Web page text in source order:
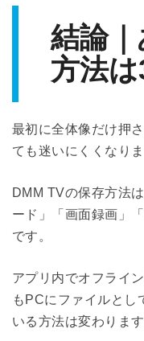
結論
方法
最初に全体像だけ押
ても迷いにくくなりま
DMM TVの保存方法
ード」「画面録画」
です。
アプリ内でオフライ
もPCにファイルとし
いる方法は変わります